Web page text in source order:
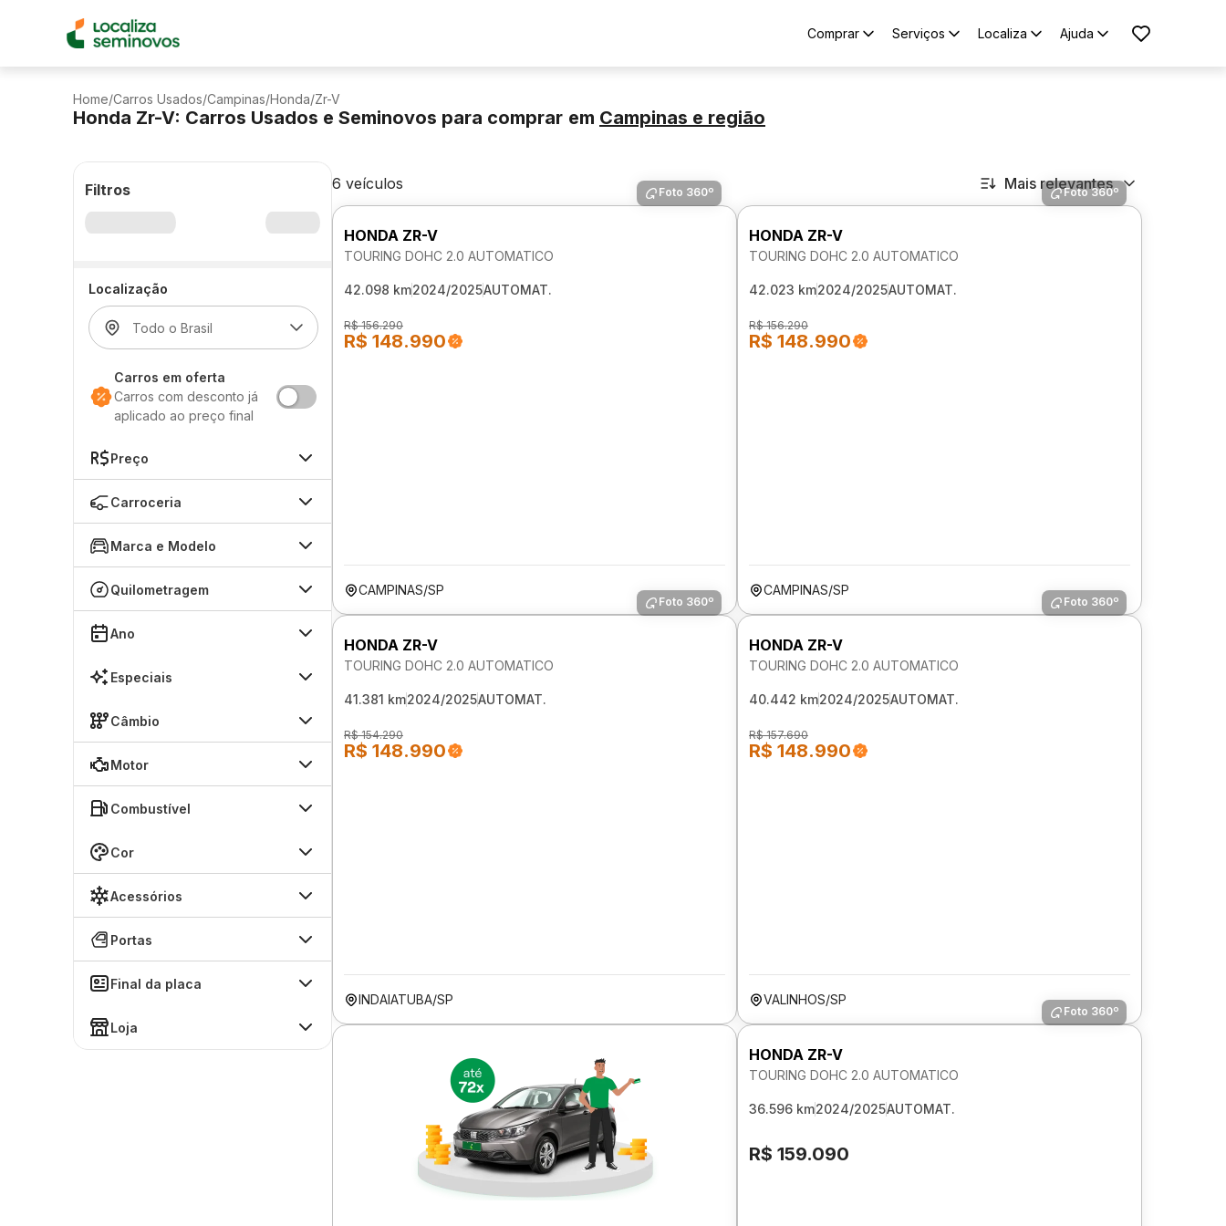
Comprar Serviços Localiza Ajuda
Home/Carros Usados/Campinas/Honda/Zr-V
Honda Zr-V: Carros Usados e Seminovos para comprar em Campinas e região
Filtros
Localização
Carros em oferta
Carros com desconto já
aplicado ao preço final
Preço
Carroceria
Marca e Modelo
Quilometragem
Ano
Especiais
Câmbio
Motor
Combustível
Cor
Acessórios
Portas
Final da placa
Loja
6 veículos Mais relevantes
Foto 360º
HONDA ZR-V
TOURING DOHC 2.0 AUTOMATICO
42.098 km2024/2025AUTOMAT.
R$ 156.290
R$ 148.990
CAMPINAS/SP
Foto 360º
HONDA ZR-V
TOURING DOHC 2.0 AUTOMATICO
42.023 km2024/2025AUTOMAT.
R$ 156.290
R$ 148.990
CAMPINAS/SP
Foto 360º
HONDA ZR-V
TOURING DOHC 2.0 AUTOMATICO
41.381 km2024/2025AUTOMAT.
R$ 154.290
R$ 148.990
INDAIATUBA/SP
Foto 360º
HONDA ZR-V
TOURING DOHC 2.0 AUTOMATICO
40.442 km2024/2025AUTOMAT.
R$ 157.690
R$ 148.990
VALINHOS/SP
Foto 360º
HONDA ZR-V
TOURING DOHC 2.0 AUTOMATICO
36.596 km2024/2025AUTOMAT.
R$ 159.090